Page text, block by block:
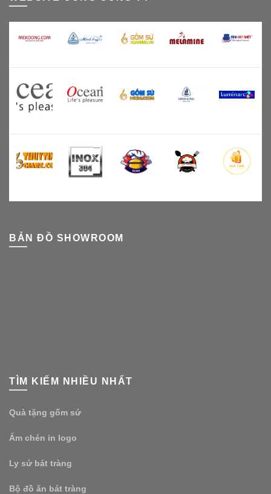
BẢN ĐỒ SHOWROOM
TÌM KIẾM NHIỀU NHẤT
Quà tặng gốm sứ
Ấm chén in logo
Ly sứ bát tràng
Bộ đồ ăn bát tràng